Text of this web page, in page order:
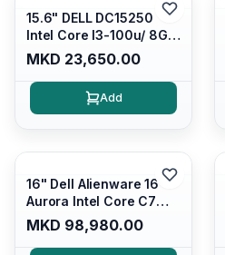
15.6" DELL DC15250
Intel Core I3-100u/ 8GB
DDR4/ 512GB SSD M.2/
Iris Xe Graphics/ 120Hz
Anti-glare LED Display/
Backlit Kb/ Platinum
MKD 23,650.00
Add
16" Dell Alienware 16
Aurora Intel Core C7
240H /16GB RAM DDR5
5600mhz/ 1TB SSD M.2
MKD 98,980.00